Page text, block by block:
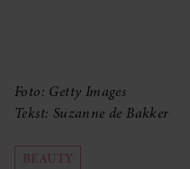
Foto: Getty Images
Tekst: Suzanne de Bakker
BEAUTY